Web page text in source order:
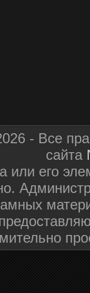
- Все
сайта
или его